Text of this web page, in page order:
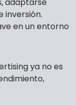
inversión.
en un entorno
ya no es